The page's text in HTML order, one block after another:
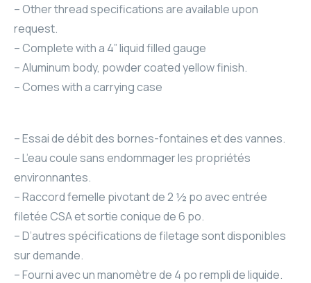
– Other thread specifications are available upon
request.
– Complete with a 4” liquid filled gauge
– Aluminum body, powder coated yellow finish.
– Comes with a carrying case
– Essai de débit des bornes-fontaines et des vannes.
– L’eau coule sans endommager les propriétés
environnantes.
– Raccord femelle pivotant de 2 ½ po avec entrée
filetée CSA et sortie conique de 6 po.
– D’autres spécifications de filetage sont disponibles
sur demande.
– Fourni avec un manomètre de 4 po rempli de liquide.